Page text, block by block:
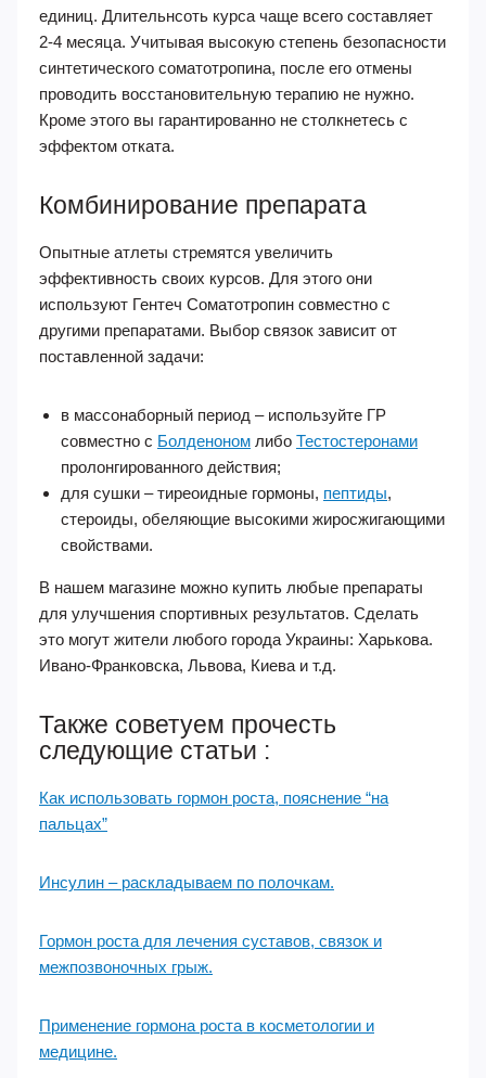
единиц. Длительнсоть курса чаще всего составляет
2-4 месяца. Учитывая высокую степень безопасности
синтетического соматотропина, после его отмены
проводить восстановительную терапию не нужно.
Кроме этого вы гарантированно не столкнетесь с
эффектом отката.
Комбинирование препарата
Опытные атлеты стремятся увеличить
эффективность своих курсов. Для этого они
используют Гентеч Соматотропин совместно с
другими препаратами. Выбор связок зависит от
поставленной задачи:
в массонаборный период – используйте ГР
совместно с Болденоном либо Тестостеронами
пролонгированного действия;
для сушки – тиреоидные гормоны, пептиды,
стероиды, обеляющие высокими жиросжигающими
свойствами.
В нашем магазине можно купить любые препараты
для улучшения спортивных результатов. Сделать
это могут жители любого города Украины: Харькова.
Ивано-Франковска, Львова, Киева и т.д.
Также советуем прочесть
следующие статьи :
Как использовать гормон роста, пояснение “на
пальцах”
Инсулин – раскладываем по полочкам.
Гормон роста для лечения суставов, связок и
межпозвоночных грыж.
Применение гормона роста в косметологии и
медицине.